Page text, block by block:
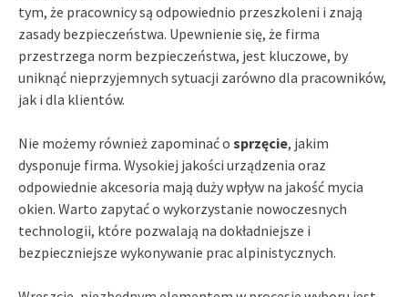
tym, że pracownicy są odpowiednio przeszkoleni i znają
zasady bezpieczeństwa. Upewnienie się, że firma
przestrzega norm bezpieczeństwa, jest kluczowe, by
uniknąć nieprzyjemnych sytuacji zarówno dla pracowników,
jak i dla klientów.
Nie możemy również zapominać o sprzęcie, jakim
dysponuje firma. Wysokiej jakości urządzenia oraz
odpowiednie akcesoria mają duży wpływ na jakość mycia
okien. Warto zapytać o wykorzystanie nowoczesnych
technologii, które pozwalają na dokładniejsze i
bezpieczniejsze wykonywanie prac alpinistycznych.